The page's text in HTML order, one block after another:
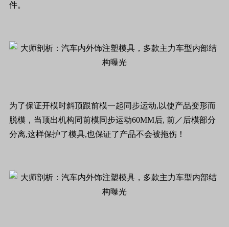
件。
为了保证开模时斜顶跟前模一起同步运动,以使产品变形而
脱模，当顶出机构同前模同步运动60MM后, 前／后模部分
分离,这样保护了模具,也保证了产品不会被拖伤！